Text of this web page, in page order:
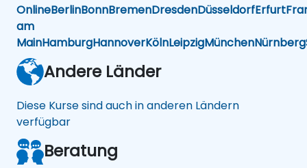
OnlineBerlinBonnBremenDresdenDüsseldorfErfurt
am
MainHamburgHannoverKölnLeipzigMünchenNürnberg
Andere Länder
Diese Kurse sind auch in anderen Ländern
verfügbar
Beratung